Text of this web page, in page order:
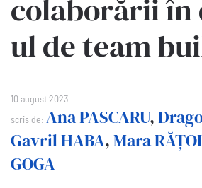
colaborării în
ul de team
10 august 2023
scris de: Ana PASCARU,
Gavril HABA,Mara RĂȚOI
GOGA